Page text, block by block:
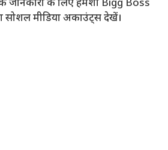
जानकारी के लिए हमेशा Bigg Boss
मीडिया अकाउंट्स देखें।